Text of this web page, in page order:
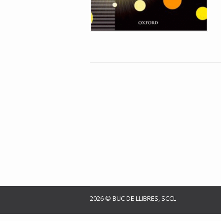
2026 © BUC DE LLIBRES, SCCL